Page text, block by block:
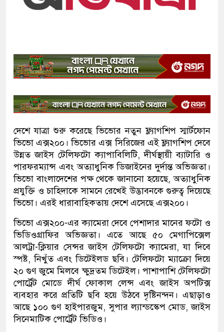
দেশে যাত্রা শুরু করেছে ভিভোর নতুন ফ্ল্যাগশিপ স্মার্টফোন
ভিভো এক্স২০০। ভিভোর এক্স সিরিজের এই ফ্ল্যাগশিপ দেবে
উন্নত জাইস টেলিফটো ক্যাপাবিলিটি, দীর্ঘস্থায়ী ব্যাটারি ও
পারফরম্যান্স এবং অত্যাধুনিক ডিজাইনের দুর্দান্ত অভিজ্ঞতা।
ভিভো বাংলাদেশের পক্ষ থেকে জানানো হয়েছে, অত্যাধুনিক
প্রযুক্তি ও চাহিদাকে সামনে রেখেই উদ্ভাবনকে গুরুত্ব দিয়েছে
ভিভো। এরই ধারাবাহিকতায় দেশে এসেছে এক্স২০০।
ভিভো এক্স২০০-এর ক্যামেরা দেবে পেশাদার মানের ফটো ও
ভিডিওগ্রাফির অভিজ্ঞতা। এতে আছে ৫০ মেগাপিক্সেল
আলট্রা-ক্লিয়ার সেন্সর জাইস টেলিফটো ক্যামেরা, যা দিবে
স্পষ্ট, নিখুঁত এবং ডিটেইলড ছবি। টেলিফটো ম্যাক্রো দিয়ে
২০ গুণ জুমে মিলবে ক্ষুদ্রতম ডিটেইল। পাশাপাশি টেলিফটো
পোর্ট্রেট মোডে দীর্ঘ ফোকাল লেন্স এবং জাইস অপটিক্স
ব্যবহার করে প্রতিটি ছবি হয়ে উঠবে দৃষ্টিনন্দন। এছাড়াও
আছে ১০০ গুণ হাইপারজুম, সুপার ল্যান্ডস্কেপ মোড, জাইস
সিনেমাটিক পোর্ট্রেট ভিডিও।